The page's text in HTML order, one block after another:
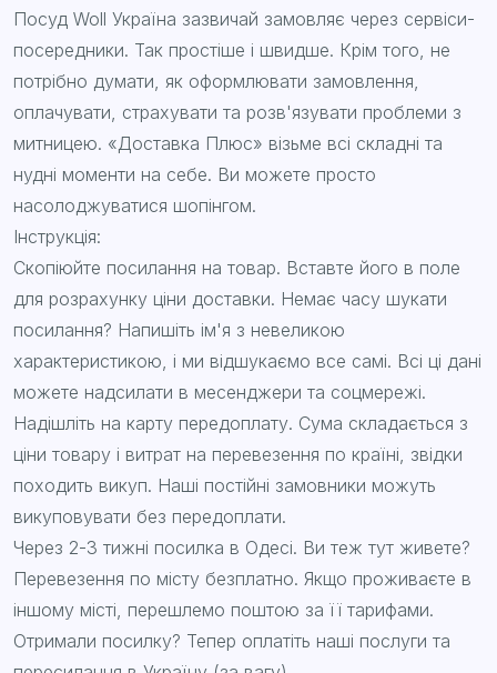
Посуд Woll Україна зазвичай замовляє через сервіси-
посередники. Так простіше і швидше. Крім того, не
потрібно думати, як оформлювати замовлення,
оплачувати, страхувати та розв'язувати проблеми з
митницею. «Доставка Плюс» візьме всі складні та
нудні моменти на себе. Ви можете просто
насолоджуватися шопінгом.
Інструкція:
Скопіюйте посилання на товар. Вставте його в поле
для розрахунку ціни доставки. Немає часу шукати
посилання? Напишіть ім'я з невеликою
характеристикою, і ми відшукаємо все самі. Всі ці дані
можете надсилати в месенджери та соцмережі.
Надішліть на карту передоплату. Сума складається з
ціни товару і витрат на перевезення по країні, звідки
походить викуп. Наші постійні замовники можуть
викуповувати без передоплати.
Через 2-3 тижні посилка в Одесі. Ви теж тут живете?
Перевезення по місту безплатно. Якщо проживаєте в
іншому місті, перешлемо поштою за її тарифами.
Отримали посилку? Тепер оплатіть наші послуги та